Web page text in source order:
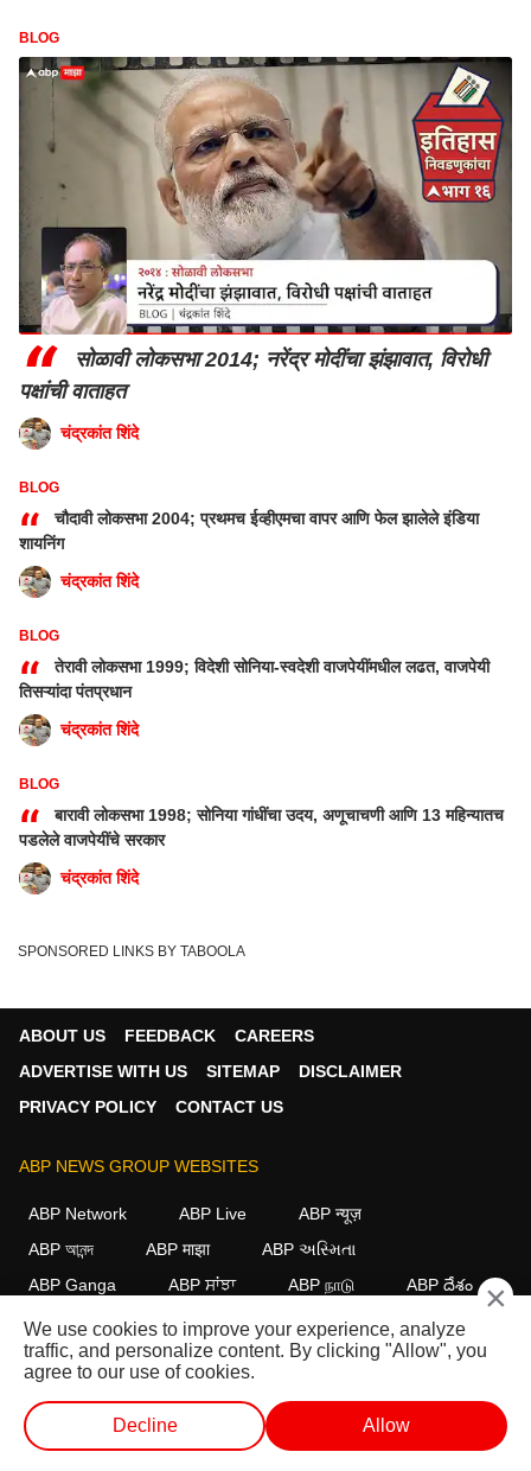
BLOG
“
सोळावी लोकसभा 2014; नरेंद्र मोदींचा झंझावात, विरोधी
पक्षांची वाताहत
चंद्रकांत शिंदे
BLOG
“
चौदावी लोकसभा 2004; प्रथमच ईव्हीएमचा वापर आणि फेल झालेले इंडिया
शायनिंग
चंद्रकांत शिंदे
BLOG
“
तेरावी लोकसभा 1999; विदेशी सोनिया-स्वदेशी वाजपेयींमधील लढत, वाजपेयी
तिसऱ्यांदा पंतप्रधान
चंद्रकांत शिंदे
BLOG
“
बारावी लोकसभा 1998; सोनिया गांधींचा उदय, अणूचाचणी आणि 13 महिन्यातच
पडलेले वाजपेयींचे सरकार
चंद्रकांत शिंदे
SPONSORED LINKS BY TABOOLA
ABOUT US FEEDBACK
CAREERS
ADVERTISE WITH US
SITEMAP
DISCLAIMER
PRIVACY POLICY
CONTACT US
ABP NEWS GROUP WEBSITES
ABP Network ABP Live
ABP न्यूज़
ABP আনন্দ
ABP माझा
ABP અસ્મિતા
ABP Ganga
ABP ਸਾਂਝਾ ABP நாடு ABP దేశం
FOLLOW US
This website follows the DNPA Code of Ethics. Copyright@2026.
All rights reserved.
×
We use cookies to improve your experience, analyze
traffic, and personalize content. By clicking "Allow", you
agree to our use of cookies.
Decline Allow